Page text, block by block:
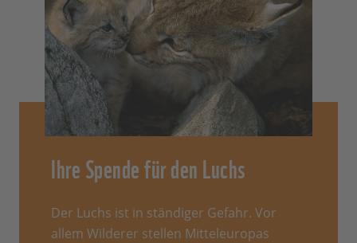
Ihre Spende für den Luchs
Der Luchs ist in ständiger Gefahr. Vor
allem Wilderer stellen Mitteleuropas